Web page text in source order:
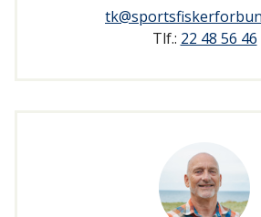
Tlf.: 22 48 56 46